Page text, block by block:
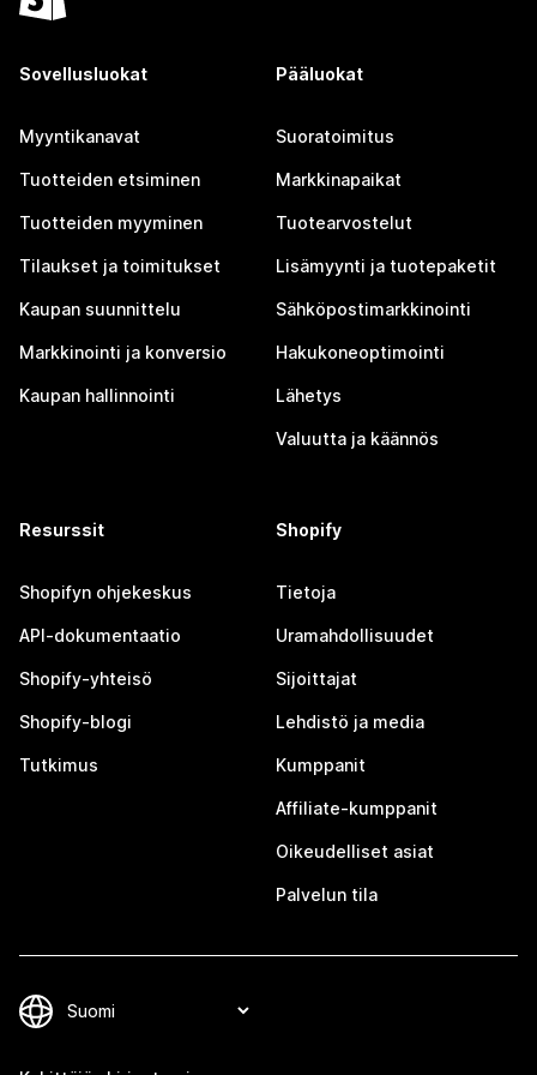
Sovellusluokat
Myyntikanavat
Tuotteiden etsiminen
Tuotteiden myyminen
Tilaukset ja toimitukset
Kaupan suunnittelu
Markkinointi ja konversio
Kaupan hallinnointi
Pääluokat
Suoratoimitus
Markkinapaikat
Tuotearvostelut
Lisämyynti ja tuotepaketit
Sähköpostimarkkinointi
Hakukoneoptimointi
Lähetys
Valuutta ja käännös
Resurssit
Shopifyn ohjekeskus
API-dokumentaatio
Shopify-yhteisö
Shopify-blogi
Tutkimus
Shopify
Tietoja
Uramahdollisuudet
Sijoittajat
Lehdistö ja media
Kumppanit
Affiliate-kumppanit
Oikeudelliset asiat
Palvelun tila